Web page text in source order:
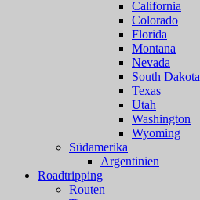
California
Colorado
Florida
Montana
Nevada
South Dakota
Texas
Utah
Washington
Wyoming
Südamerika
Argentinien
Roadtripping
Routen